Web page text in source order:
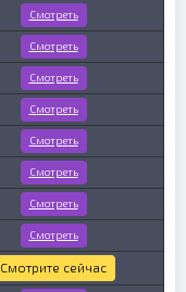
Смотреть
Смотреть
Смотреть
Смотреть
Смотреть
Смотреть
Смотреть
Смотреть
Смотрите сейчас